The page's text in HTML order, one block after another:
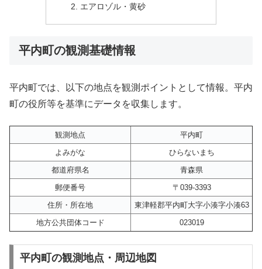
エアロゾル・黄砂
平内町の観測基礎情報
平内町では、以下の地点を観測ポイントとして情報。平内
町の役所等を基準にデータを収集します。
観測地点
平内町
よみがな
ひらないまち
都道府県名
青森県
郵便番号
〒039-3393
住所・所在地
東津軽郡平内町大字小湊字小湊63
地方公共団体コード
023019
平内町の観測地点・周辺地図